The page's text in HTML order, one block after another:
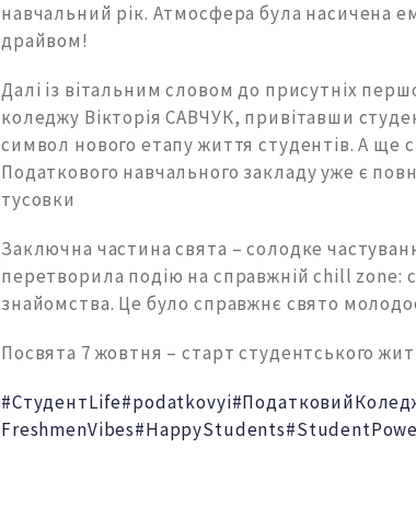
навчальний рік. Атмосфера була насичена
драйвом!
Далі із вітальним словом до присутніх
коледжу Вікторія САВЧУК, привітавши
символ нового етапу життя студентів. А ще
Податкового навчального закладу уже є
тусовки
Заключна частина свята – солодке
перетворила подію на справжній chill zone:
знайомства. Це було справжнє свято
Посвята 7 жовтня – старт студентського
#СтудентLife#podatkovyi
FreshmenVibes#HappyStudents